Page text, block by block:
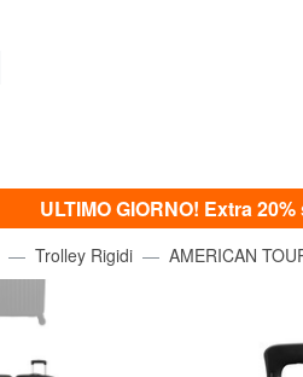
ULTIMO GIORNO! Extra
Trolley Rigidi AMERICAN